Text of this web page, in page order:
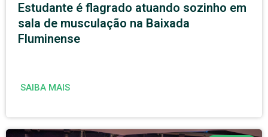
Estudante é flagrado atuando sozinho em
sala de musculação na Baixada
Fluminense
SAIBA MAIS